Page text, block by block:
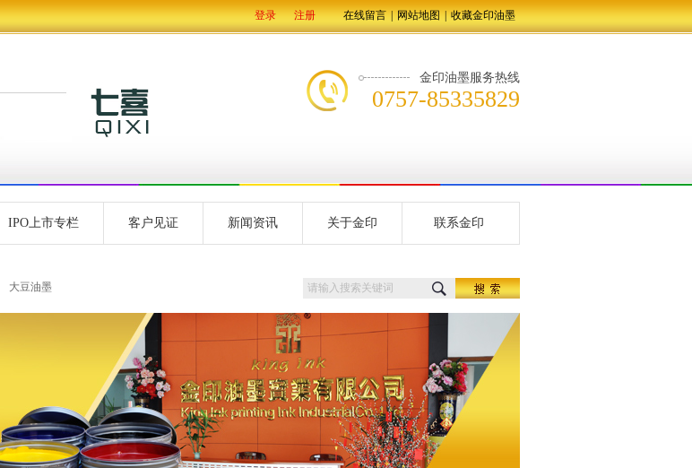
登录 注册 在线留言 网站地图 收藏金印油墨
金印油墨服务热线
0757-85335829
IPO上市专栏 客户见证 新闻资讯 关于金印 联系金印
大豆油墨